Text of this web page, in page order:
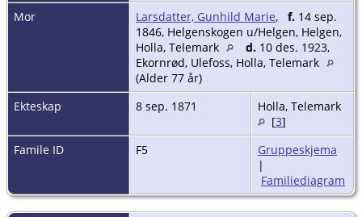
Mor
Larsdatter, Gunhild Marie, f. 14 sep.
1846, Helgenskogen u/Helgen, Helgen,
Holla, Telemark
d. 10 des. 1923,
Ekornrød, Ulefoss, Holla, Telemark
(Alder 77 år)
Ekteskap
8 sep. 1871
Holla, Telemark
[3]
Famile ID
F5
Gruppeskjema
|
Familiediagram